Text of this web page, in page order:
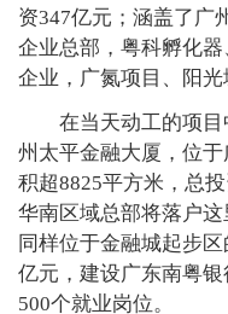
资347亿元；涵盖了广
企业总部，粤科孵化
企业，广氮项目、阳光
在当天动工的项
州太平金融大厦，位
积超8825平方米，总
华南区域总部将落户这
同样位于金融城起步
亿元，建设广东南粤
500个就业岗位。